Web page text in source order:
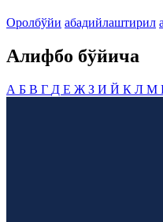
Оролбўйи абадийлаштирил
Алифбо бўйича
А Б В Г Д Е Ж З И Й К Л М